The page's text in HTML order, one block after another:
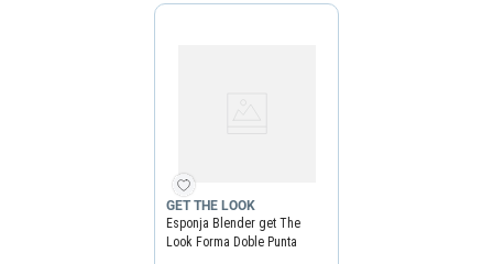
GET THE LOOK
Esponja Blender get The
Look Forma Doble Punta